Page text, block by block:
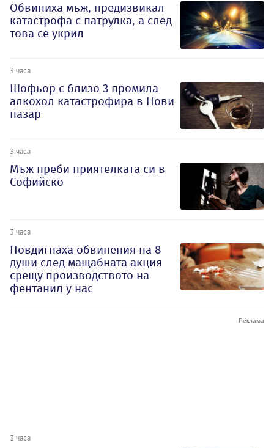
Обвиниха мъж, предизвикал
катастрофа с патрулка, а след
това се укрил
3 часа
Шофьор с близо 3 промила
алкохол катастрофира в Нови
пазар
3 часа
Мъж преби приятелката си в
Софийско
3 часа
Повдигнаха обвинения на 8
души след мащабната акция
срещу производството на
фентанил у нас
3 часа